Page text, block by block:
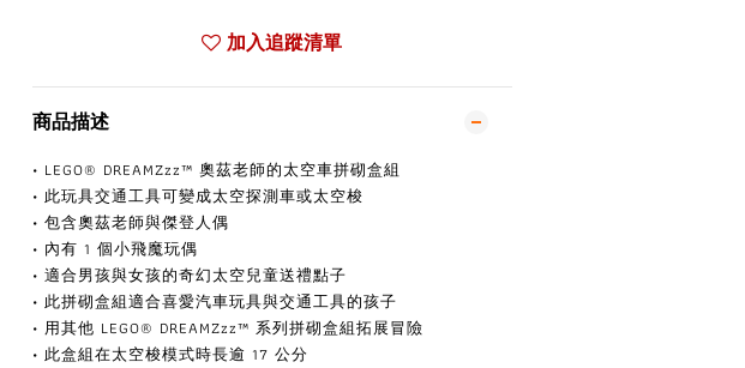
加入追蹤清單
商品描述
• LEGO® DREAMZzz™ 奧茲老師的太空車拼砌盒組
• 此玩具交通工具可變成太空探測車或太空梭
• 包含奧茲老師與傑登人偶
• 內有 1 個小飛魔玩偶
• 適合男孩與女孩的奇幻太空兒童送禮點子
• 此拼砌盒組適合喜愛汽車玩具與交通工具的孩子
• 用其他 LEGO® DREAMZzz™ 系列拼砌盒組拓展冒險
• 此盒組在太空梭模式時長逾 17 公分